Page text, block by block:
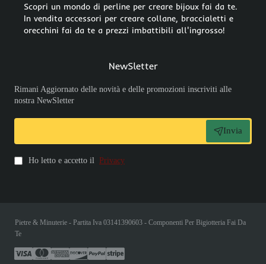
Scopri un mondo di perline per creare bijoux fai da te.
In vendita accessori per creare collane, braccialetti e
orecchini fai da te a prezzi imbattibili all'ingrosso!
NewSletter
Rimani Aggiornato delle novità e delle promozioni inscriviti alle
nostra NewSletter
Invia
Ho letto e accetto il Privacy
Pietre & Minuterie - Partita Iva 03141390603 - Componenti Per Bigiotteria Fai Da
Te